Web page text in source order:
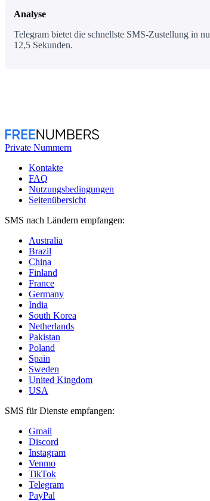
Analyse
Telegram bietet die schnellste SMS-Zustellung in
12,5 Sekunden.
Private Nummern
Kontakte
FAQ
Nutzungsbedingungen
Seitenübersicht
SMS nach Ländern empfangen:
Australia
Brazil
China
Finland
France
Germany
India
South Korea
Netherlands
Pakistan
Poland
Spain
Sweden
United Kingdom
USA
SMS für Dienste empfangen:
Gmail
Discord
Instagram
Venmo
TikTok
Telegram
PayPal